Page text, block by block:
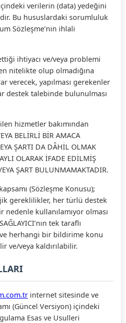
verilerin (data) yedeğini
Bu hususlardaki sorumluluk
Sözleşme’nin ihlali
ihtiyacı ve/veya problemi
nitelikte olup olmadığına
verecek, yapılması gerekenler
destek talebinde bulunulması
hizmetler bakımından
BELİRLİ BİR AMACA
ŞARTI DA DÂHİL OLMAK
OLARAK İFADE EDİLMİŞ
ŞART BULUNMAMAKTADIR.
(Sözleşme Konusu);
gereklilikler, her türlü destek
nedenle kullanılamıyor olması
tek taraflı
herhangi bir bildirime konu
ve/veya kaldırılabilir.
internet sitesinde ve
(Güncel Versiyon) içindeki
Esas ve Usulleri